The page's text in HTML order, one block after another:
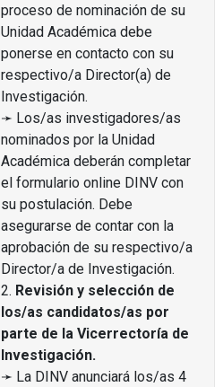
proceso de nominación de su
Unidad Académica debe
ponerse en contacto con su
respectivo/a Director(a) de
Investigación.
➛ Los/as investigadores/as
nominados por la Unidad
Académica deberán completar
el formulario online DINV con
su postulación. Debe
asegurarse de contar con la
aprobación de su respectivo/a
Director/a de Investigación.
2. Revisión y selección de
los/as candidatos/as por
parte de la Vicerrectoría de
Investigación.
➛ La DINV anunciará los/as 4